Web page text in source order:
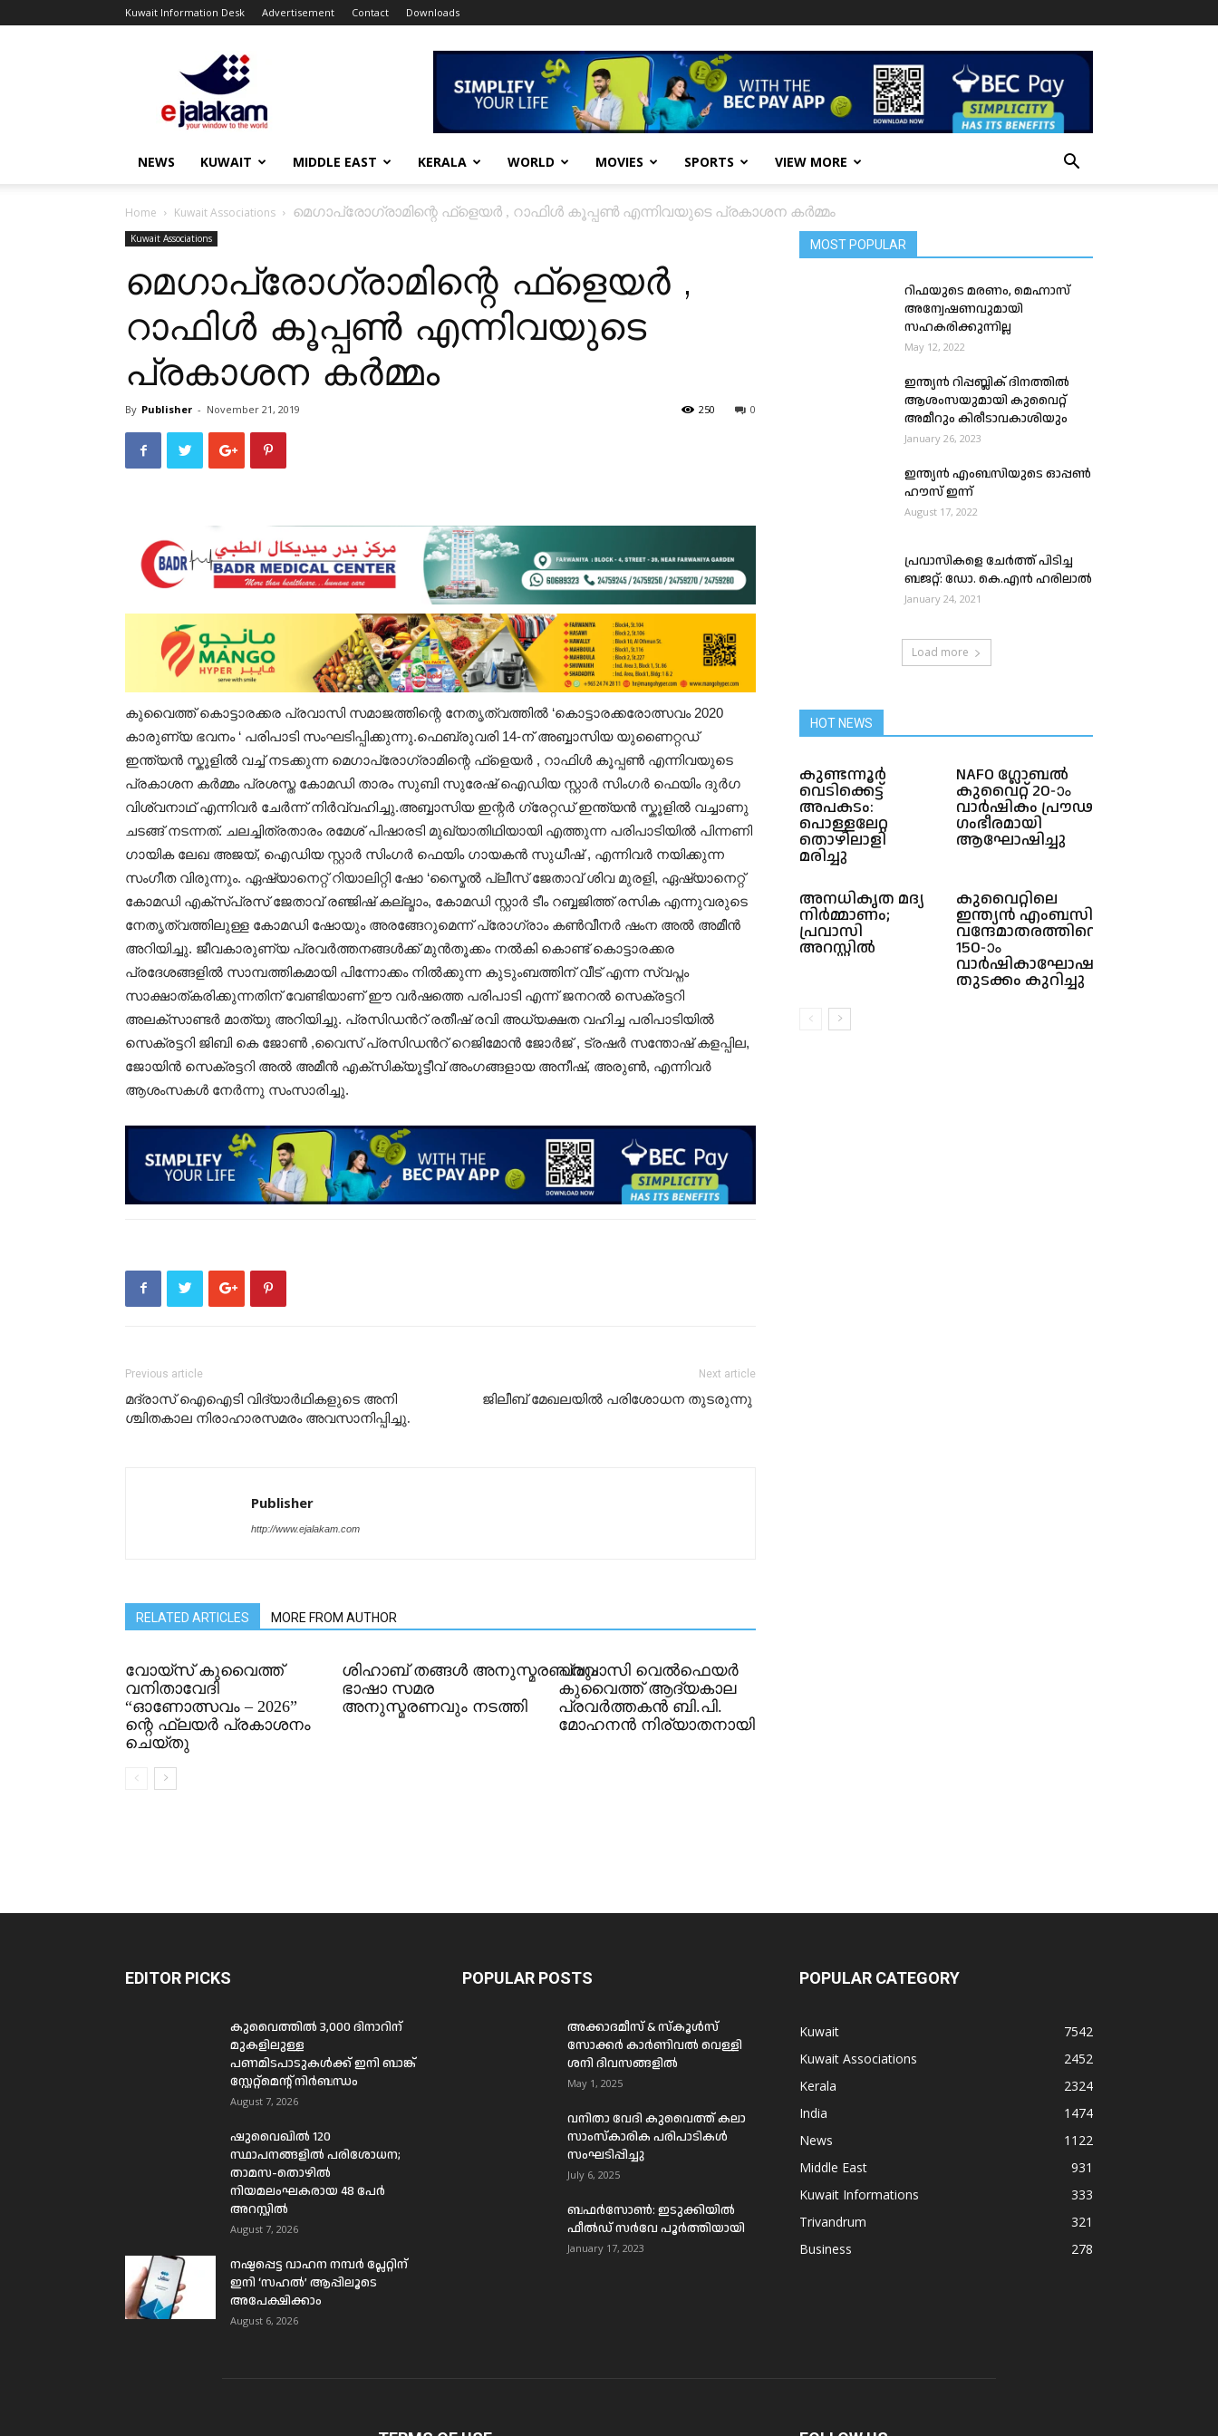
Kuwait Information Desk Advertisement Contact Downloads
ejalakam
NEWS KUWAIT MIDDLE EAST KERALA WORLD MOVIES SPORTS VIEW MORE
Home Kuwait Associations മെഗാപ്രോഗ്രാമിന്റെ ഫ്‌ളെയർ , റാഫിൾ കൂപ്പൺ എന്നിവയുടെ പ്രകാശന കർമ്മം
Kuwait Associations
മെഗാപ്രോഗ്രാമിന്റെ ഫ്‌ളെയർ ,
റാഫിൾ കൂപ്പൺ എന്നിവയുടെ
പ്രകാശന കർമ്മം
By Publisher - November 21, 2019 0
250
കുവൈത്ത്‌ കൊട്ടാരക്കര പ്രവാസി സമാജത്തിന്റെ നേതൃത്വത്തിൽ ‘കൊട്ടാരക്കരോത്സവം 2020
കാരുണ്യ ഭവനം ‘ പരിപാടി സംഘടിപ്പിക്കുന്നു.ഫെബ്രുവരി 14-ന് അബ്ബാസിയ യുണൈറ്റഡ്
ഇന്ത്യൻ സ്കൂളിൽ വച്ച് നടക്കുന്ന മെഗാപ്രോഗ്രാമിന്റെ ഫ്‌ളെയർ , റാഫിൾ കൂപ്പൺ എന്നിവയുടെ
പ്രകാശന കർമ്മം പ്രശസ്ത കോമഡി താരം സുബി സുരേഷ് ഐഡിയ സ്റ്റാർ സിംഗർ ഫെയിം ദുർഗ
വിശ്വനാഥ് എന്നിവർ ചേർന്ന് നിർവ്വഹിച്ചു.അബ്ബാസിയ ഇന്റർ ഗ്രേറ്റഡ്‌ ഇന്ത്യൻ സ്കൂളിൽ വച്ചാണു
ചടങ്ങ്‌ നടന്നത്‌. ചലച്ചിത്രതാരം രമേശ് പിഷാരടി മുഖ്യാതിഥിയായി എത്തുന്ന പരിപാടിയിൽ പിന്നണി
ഗായിക ലേഖ അജയ്, ഐഡിയ സ്റ്റാർ സിംഗർ ഫെയിം ഗായകൻ സുധീഷ് , എന്നിവർ നയിക്കുന്ന
സംഗീത വിരുന്നും. ഏഷ്യാനെറ്റ് റിയാലിറ്റി ഷോ ‘സ്മൈൽ പ്ലീസ് ജേതാവ്‌ ശിവ മുരളി, ഏഷ്യാനെറ്റ്
കോമഡി എക്സ്പ്രസ് ജേതാവ്‌ രഞ്ജിഷ് കല്ല്മാം, കോമഡി സ്റ്റാർ ടീം റബ്ബജിത്ത് രസിക എന്നുവരുടെ
നേതൃത്വത്തിലുള്ള കോമഡി ഷോയും അരങ്ങേറുമെന്ന് പ്രോഗ്രാം കൺവീനർ ഷംന അൽ അമീൻ
അറിയിച്ചു. ജീവകാരുണ്യ പ്രവർത്തനങ്ങൾക്ക് മുൻതൂക്കം നൽകി കൊണ്ട്‌ കൊട്ടാരക്കര
പ്രദേശങ്ങളിൽ സാമ്പത്തികമായി പിന്നോക്കം നിൽക്കുന്ന കുടുംബത്തിന് വീട് എന്ന സ്വപ്നം
സാക്ഷാത്കരിക്കുന്നതിന് വേണ്ടിയാണ് ഈ വർഷത്തെ പരിപാടി എന്ന് ജനറൽ സെക്രട്ടറി
അലക്സാണ്ടർ മാത്യു അറിയിച്ചു. പ്രസിഡൻറ് രതീഷ് രവി അധ്യക്ഷത വഹിച്ച പരിപാടിയിൽ
സെക്രട്ടറി ജിബി കെ ജോൺ ,വൈസ് പ്രസിഡൻറ് റെജിമോൻ ജോർജ് , ട്രഷർ സന്തോഷ് കളപ്പില,
ജോയിൻ സെക്രട്ടറി അൽ അമീൻ എക്സിക്യൂട്ടീവ് അംഗങ്ങളായ അനീഷ്, അരുൺ, എന്നിവർ
ആശംസകൾ നേർന്നു സംസാരിച്ചു.
Previous article
മ​​ദ്രാ​​സ്​ ​ഐഐടി വി​ദ്യാ​ർ​ഥി​ക​ളുടെ അ​​നി​​
ശ്ചി​​ത​​കാ​​ല നി​​രാ​​ഹാ​​ര​​സ​​മ​​രം അവസാനിപ്പിച്ചു.
Next article
ജിലീബ് മേഖലയിൽ പരിശോധന തുടരുന്നു
Publisher
http://www.ejalakam.com
RELATED ARTICLES MORE FROM AUTHOR
വോയ്സ് കുവൈത്ത്
വനിതാവേദി
“ഓണോത്സവം – 2026”
ന്റെ ഫ്ലയർ പ്രകാശനം
ചെയ്തു
ശിഹാബ് തങ്ങൾ അനുസ്മരണവും
ഭാഷാ സമര
അനുസ്മരണവും നടത്തി
പ്രവാസി വെൽഫെയർ
കുവൈത്ത് ആദ്യകാല
പ്രവർത്തകൻ ബി.പി.
മോഹനൻ നിര്യാതനായി
MOST POPULAR
റിഫയുടെ മരണം, മെഹ്നാസ്
അന്വേഷണവുമായി
സഹകരിക്കുന്നില്ല
May 12, 2022
ഇന്ത്യൻ റിപ്പബ്ലിക് ദിനത്തിൽ
ആശംസയുമായി കുവൈറ്റ്
അമീറും കിരീടാവകാശിയും
January 26, 2023
ഇന്ത്യൻ എംബസിയുടെ ഓപ്പൺ
ഹൗസ് ഇന്ന്
August 17, 2022
പ്രവാസികളെ ചേർത്ത് പിടിച്ച
ബജറ്റ്: ഡോ. കെ.എൻ ഹരിലാൽ
January 24, 2021
Load more
HOT NEWS
കുണ്ടന്നൂർ
വെടിക്കെട്ട്
അപകടം:
പൊള്ളലേറ്റ
തൊഴിലാളി
മരിച്ചു
NAFO ഗ്ലോബൽ
കുവൈറ്റ് 20-ാം
വാർഷികം പ്രൗഢ
ഗംഭീരമായി
ആഘോഷിച്ചു
അനധികൃത മദ്യ
നിർമ്മാണം;
പ്രവാസി
അറസ്റ്റിൽ
കുവൈറ്റിലെ
ഇന്ത്യൻ എംബസി
വന്ദേമാതരത്തിന്റെ
150-ാം
വാർഷികാഘോഷങ്ങൾക്ക്
തുടക്കം കുറിച്ചു
EDITOR PICKS
കുവൈത്തിൽ 3,000 ദിനാറിന്
മുകളിലുള്ള
പണമിടപാടുകൾക്ക് ഇനി ബാങ്ക്
സ്റ്റേറ്റ്മെന്റ് നിർബന്ധം
August 7, 2026
ഷുവൈഖിൽ 120
സ്ഥാപനങ്ങളിൽ പരിശോധന;
താമസ-തൊഴിൽ
നിയമലംഘകരായ 48 പേർ
അറസ്റ്റിൽ
August 7, 2026
നഷ്ടപ്പെട്ട വാഹന നമ്പർ പ്ലേറ്റിന്
ഇനി ‘സഹൽ’ ആപ്പിലൂടെ
അപേക്ഷിക്കാം
August 6, 2026
POPULAR POSTS
അക്കാദമീസ് & സ്കൂൾസ്
സോക്കർ കാർണിവൽ വെള്ളി
ശനി ദിവസങ്ങളിൽ
May 1, 2025
വനിതാ വേദി കുവൈത്ത് കലാ
സാംസ്കാരിക പരിപാടികൾ
സംഘടിപ്പിച്ചു
July 6, 2025
ബഫര്‍സോണ്‍: ഇടുക്കിയില്‍
ഫീല്‍ഡ് സര്‍വേ പൂര്‍ത്തിയായി
January 17, 2023
POPULAR CATEGORY
Kuwait
7542
Kuwait Associations
2452
Kerala
2324
India
1474
News
1122
Middle East
931
Kuwait Informations
333
Trivandrum
321
Business
278